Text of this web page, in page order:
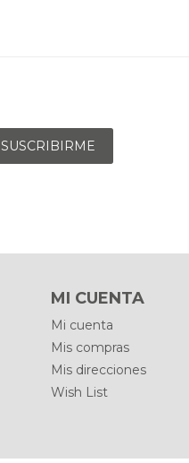
MI CUENTA
Mi cuenta
Mis compras
Mis direcciones
Wish List
SUSCRIBIRME